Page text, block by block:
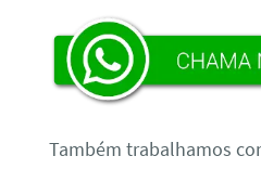
Também trabalhamos